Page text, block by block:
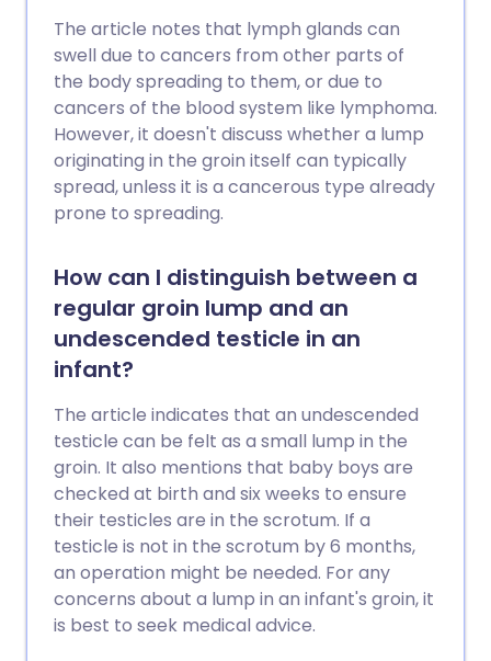
The article notes that lymph glands can
swell due to cancers from other parts of
the body spreading to them, or due to
cancers of the blood system like lymphoma.
However, it doesn't discuss whether a lump
originating in the groin itself can typically
spread, unless it is a cancerous type already
prone to spreading.
How can I distinguish between a
regular groin lump and an
undescended testicle in an
infant?
The article indicates that an undescended
testicle can be felt as a small lump in the
groin. It also mentions that baby boys are
checked at birth and six weeks to ensure
their testicles are in the scrotum. If a
testicle is not in the scrotum by 6 months,
an operation might be needed. For any
concerns about a lump in an infant's groin, it
is best to seek medical advice.